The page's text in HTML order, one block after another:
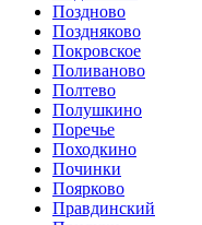
Поздново
Поздняково
Покровское
Поливаново
Полтево
Полушкино
Поречье
Походкино
Починки
Поярково
Правдинский